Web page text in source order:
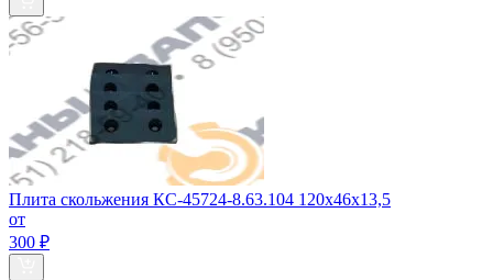
Плита скольжения КС-45724-8.63.104 120х46х13,5
от
300 ₽